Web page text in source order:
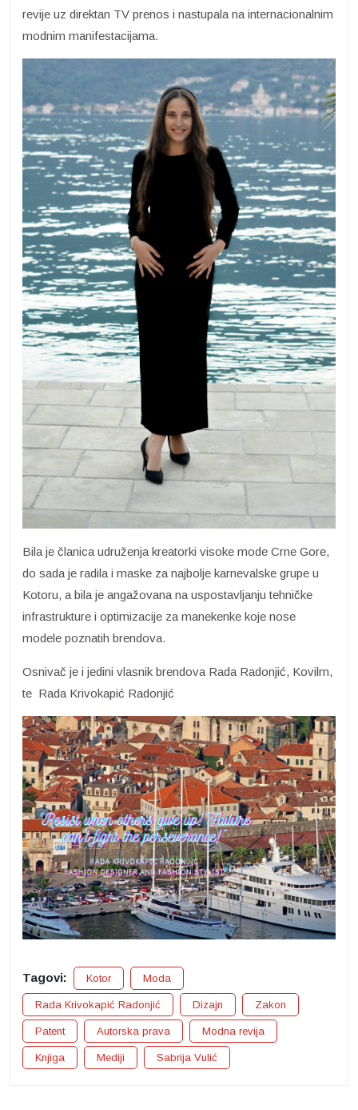
revije uz direktan TV prenos i nastupala na internacionalnim
modnim manifestacijama.
Bila je članica udruženja kreatorki visoke mode Crne Gore,
do sada je radila i maske za najbolje karnevalske grupe u
Kotoru, a bila je angažovana na uspostavljanju tehničke
infrastrukture i optimizacije za manekenke koje nose
modele poznatih brendova.
Osnivač je i jedini vlasnik brendova Rada Radonjić, Kovilm,
te Rada Krivokapić Radonjić
Tagovi: Kotor Moda
Rada Krivokapić Radonjić Dizajn Zakon
Patent Autorska prava Modna revija
Knjiga Mediji Sabrija Vulić